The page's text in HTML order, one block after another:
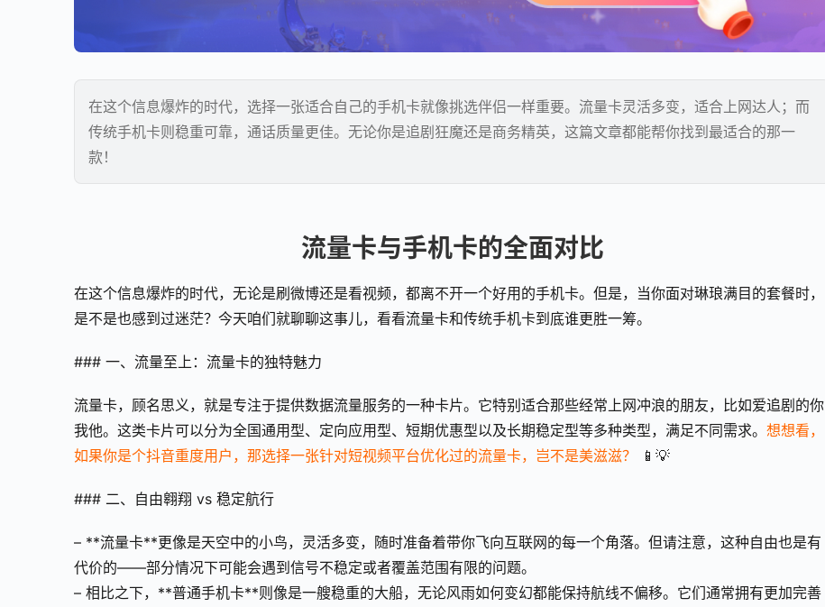
在这个信息爆炸的时代，选择一张适合自己的手机卡就像挑选伴侣一样重要。流量卡灵活多变，适合上网达人；而
传统手机卡则稳重可靠，通话质量更佳。无论你是追剧狂魔还是商务精英，这篇文章都能帮你找到最适合的那一
款！
流量卡与手机卡的全面对比
在这个信息爆炸的时代，无论是刷微博还是看视频，都离不开一个好用的手机卡。但是，当你面对琳琅满目的套餐时，
是不是也感到过迷茫？今天咱们就聊聊这事儿，看看流量卡和传统手机卡到底谁更胜一筹。
### 一、流量至上：流量卡的独特魅力
流量卡，顾名思义，就是专注于提供数据流量服务的一种卡片。它特别适合那些经常上网冲浪的朋友，比如爱追剧的你
我他。这类卡片可以分为全国通用型、定向应用型、短期优惠型以及长期稳定型等多种类型，满足不同需求。 想想看，
如果你是个抖音重度用户，那选择一张针对短视频平台优化过的流量卡，岂不是美滋滋？
📱💡
### 二、自由翱翔 vs 稳定航行
– **流量卡**更像是天空中的小鸟，灵活多变，随时准备着带你飞向互联网的每一个角落。但请注意，这种自由也是有
代价的——部分情况下可能会遇到信号不稳定或者覆盖范围有限的问题。
– 相比之下，**普通手机卡**则像是一艘稳重的大船，无论风雨如何变幻都能保持航线不偏移。它们通常拥有更加完善